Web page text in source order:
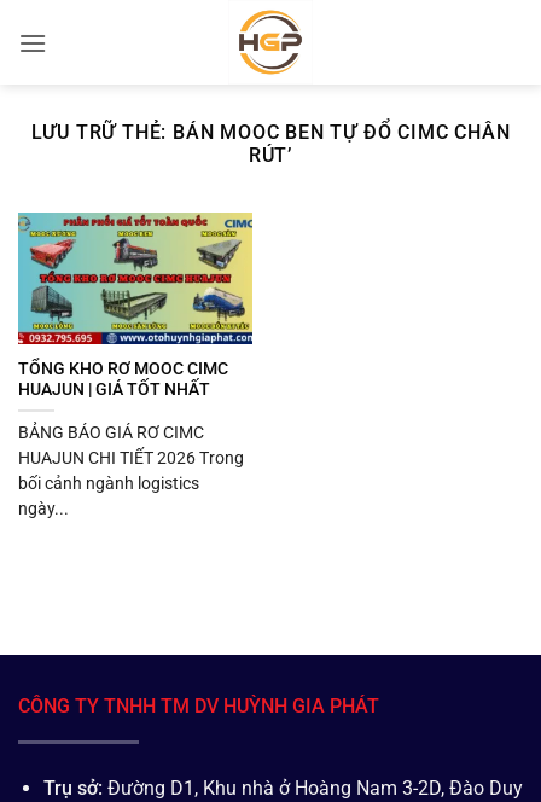
qua
LƯU TRỮ THẺ: BÁN MOOC BEN TỰ ĐỔ CIMC CHÂN
RÚT’
TỔNG KHO RƠ MOOC CIMC
HUAJUN | GIÁ TỐT NHẤT
BẢNG BÁO GIÁ RƠ CIMC
HUAJUN CHI TIẾT 2026 Trong
bối cảnh ngành logistics
ngày...
CÔNG TY TNHH TM DV HUỲNH GIA PHÁT
Trụ sở: Đường D1, Khu nhà ở Hoàng Nam 3-2D, Đào Duy